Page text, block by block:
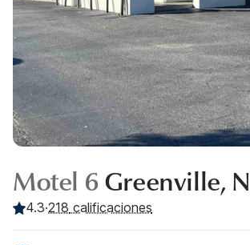
Motel 6 Greenville,
4.3·218 calificaciones